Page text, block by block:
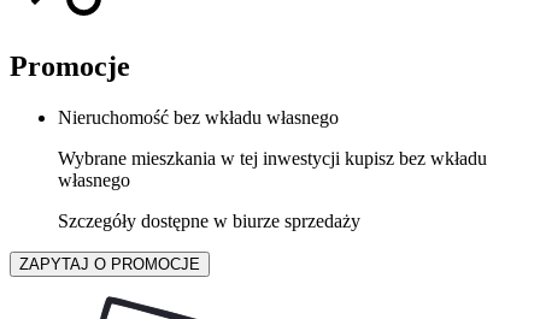
Promocje
Nieruchomość bez wkładu własnego
Wybrane mieszkania w tej inwestycji kupisz bez wkładu
własnego
Szczegóły dostępne w biurze sprzedaży
ZAPYTAJ O PROMOCJE